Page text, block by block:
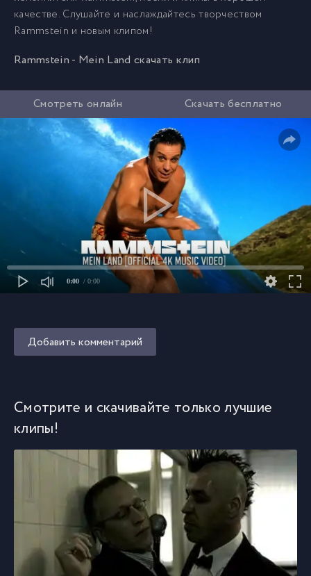
качестве. Слушайте и наслаждайтесь творчеством
Rammstein и новым клипом!
Rammstein - Mein Land скачать клип
Смотреть онлайн Скачать бесплатно
0:00 / 0:00
Добавить комментарий
Смотрите и скачивайте только лучшие
клипы!